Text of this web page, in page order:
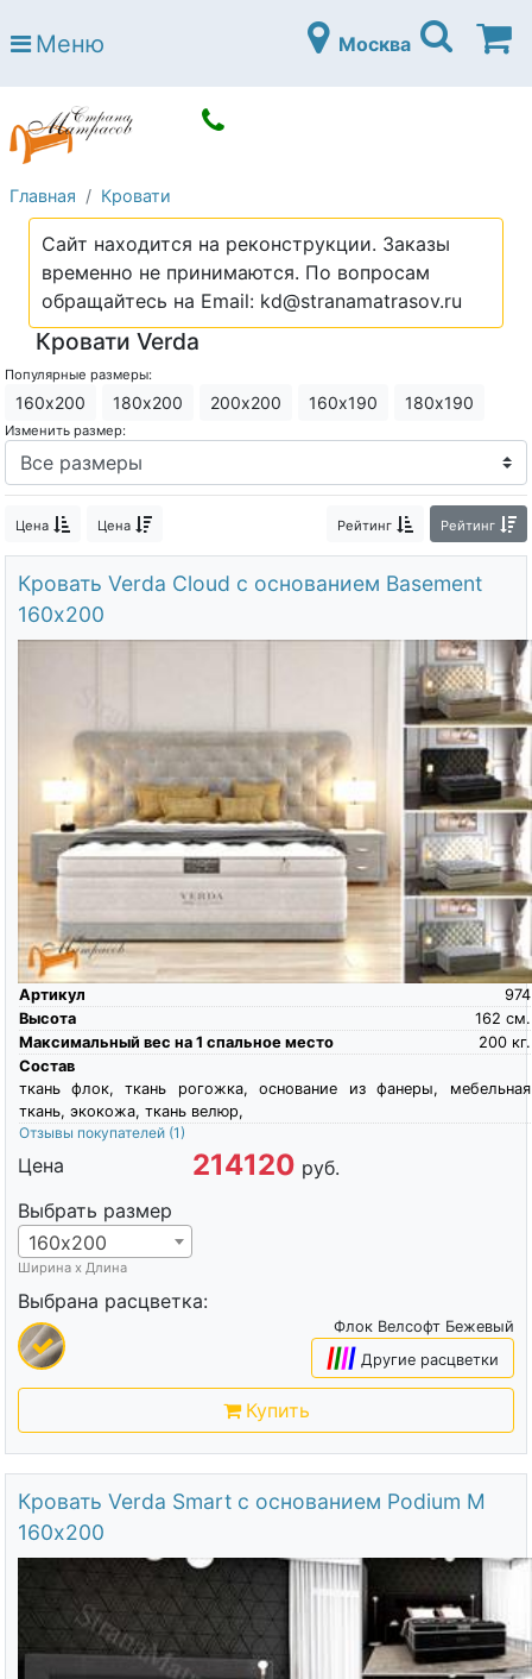
Страна матрасов
Open submenu (Матрасы)
Open submenu (Кровати)
Кровати
Open submenu (Аксессуары)
Open submenu (Диваны)
Диваны
Open submenu (Постельное белье)
Постельное белье
Open submenu (Мебель)
Мебель
Open submenu (Основания)
Основания
Open submenu (Детские матрасы)
Детские матрасы
Open submenu (Детские кровати)
Open submenu (Шкафы)
Шкафы
Контакты
Доставка по городу
Меню Москва
Главная Кровати
Сайт находится на реконструкции. Заказы
временно не принимаются. По вопросам
обращайтесь на Email: kd@stranamatrasov.ru
Кровати Verda
Популярные размеры:
160х200 180х200 200х200 160х190 180х190
Изменить размер:
Цена Цена Рейтинг Рейтинг
Кровать Verda Cloud с основанием Basement
160х200
Артикул
974
Высота
см.
162
Максимальный вес на 1 спальное место
кг.
200
Состав
ткань флок, ткань рогожка, основание из фанеры, мебельная
ткань, экокожа, ткань велюр,
Отзывы покупателей (1)
Цена 214120 руб.
Выбрать размер
160х200
Ширина х Длина
Выбрана расцветка:
Флок Велсофт Бежевый
|||| Другие расцветки
Купить
Кровать Verda Smart с основанием Podium M
160х200